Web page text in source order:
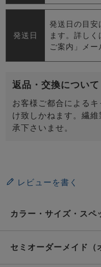
発送日
発送日の目安
ます。詳し
ご案内」メー
返品・交換について
お客様ご都合による
け致しかねます。繊
承下さいませ。
レビューを書く
カラー・サイズ・スペ
セミオーダーメイド（